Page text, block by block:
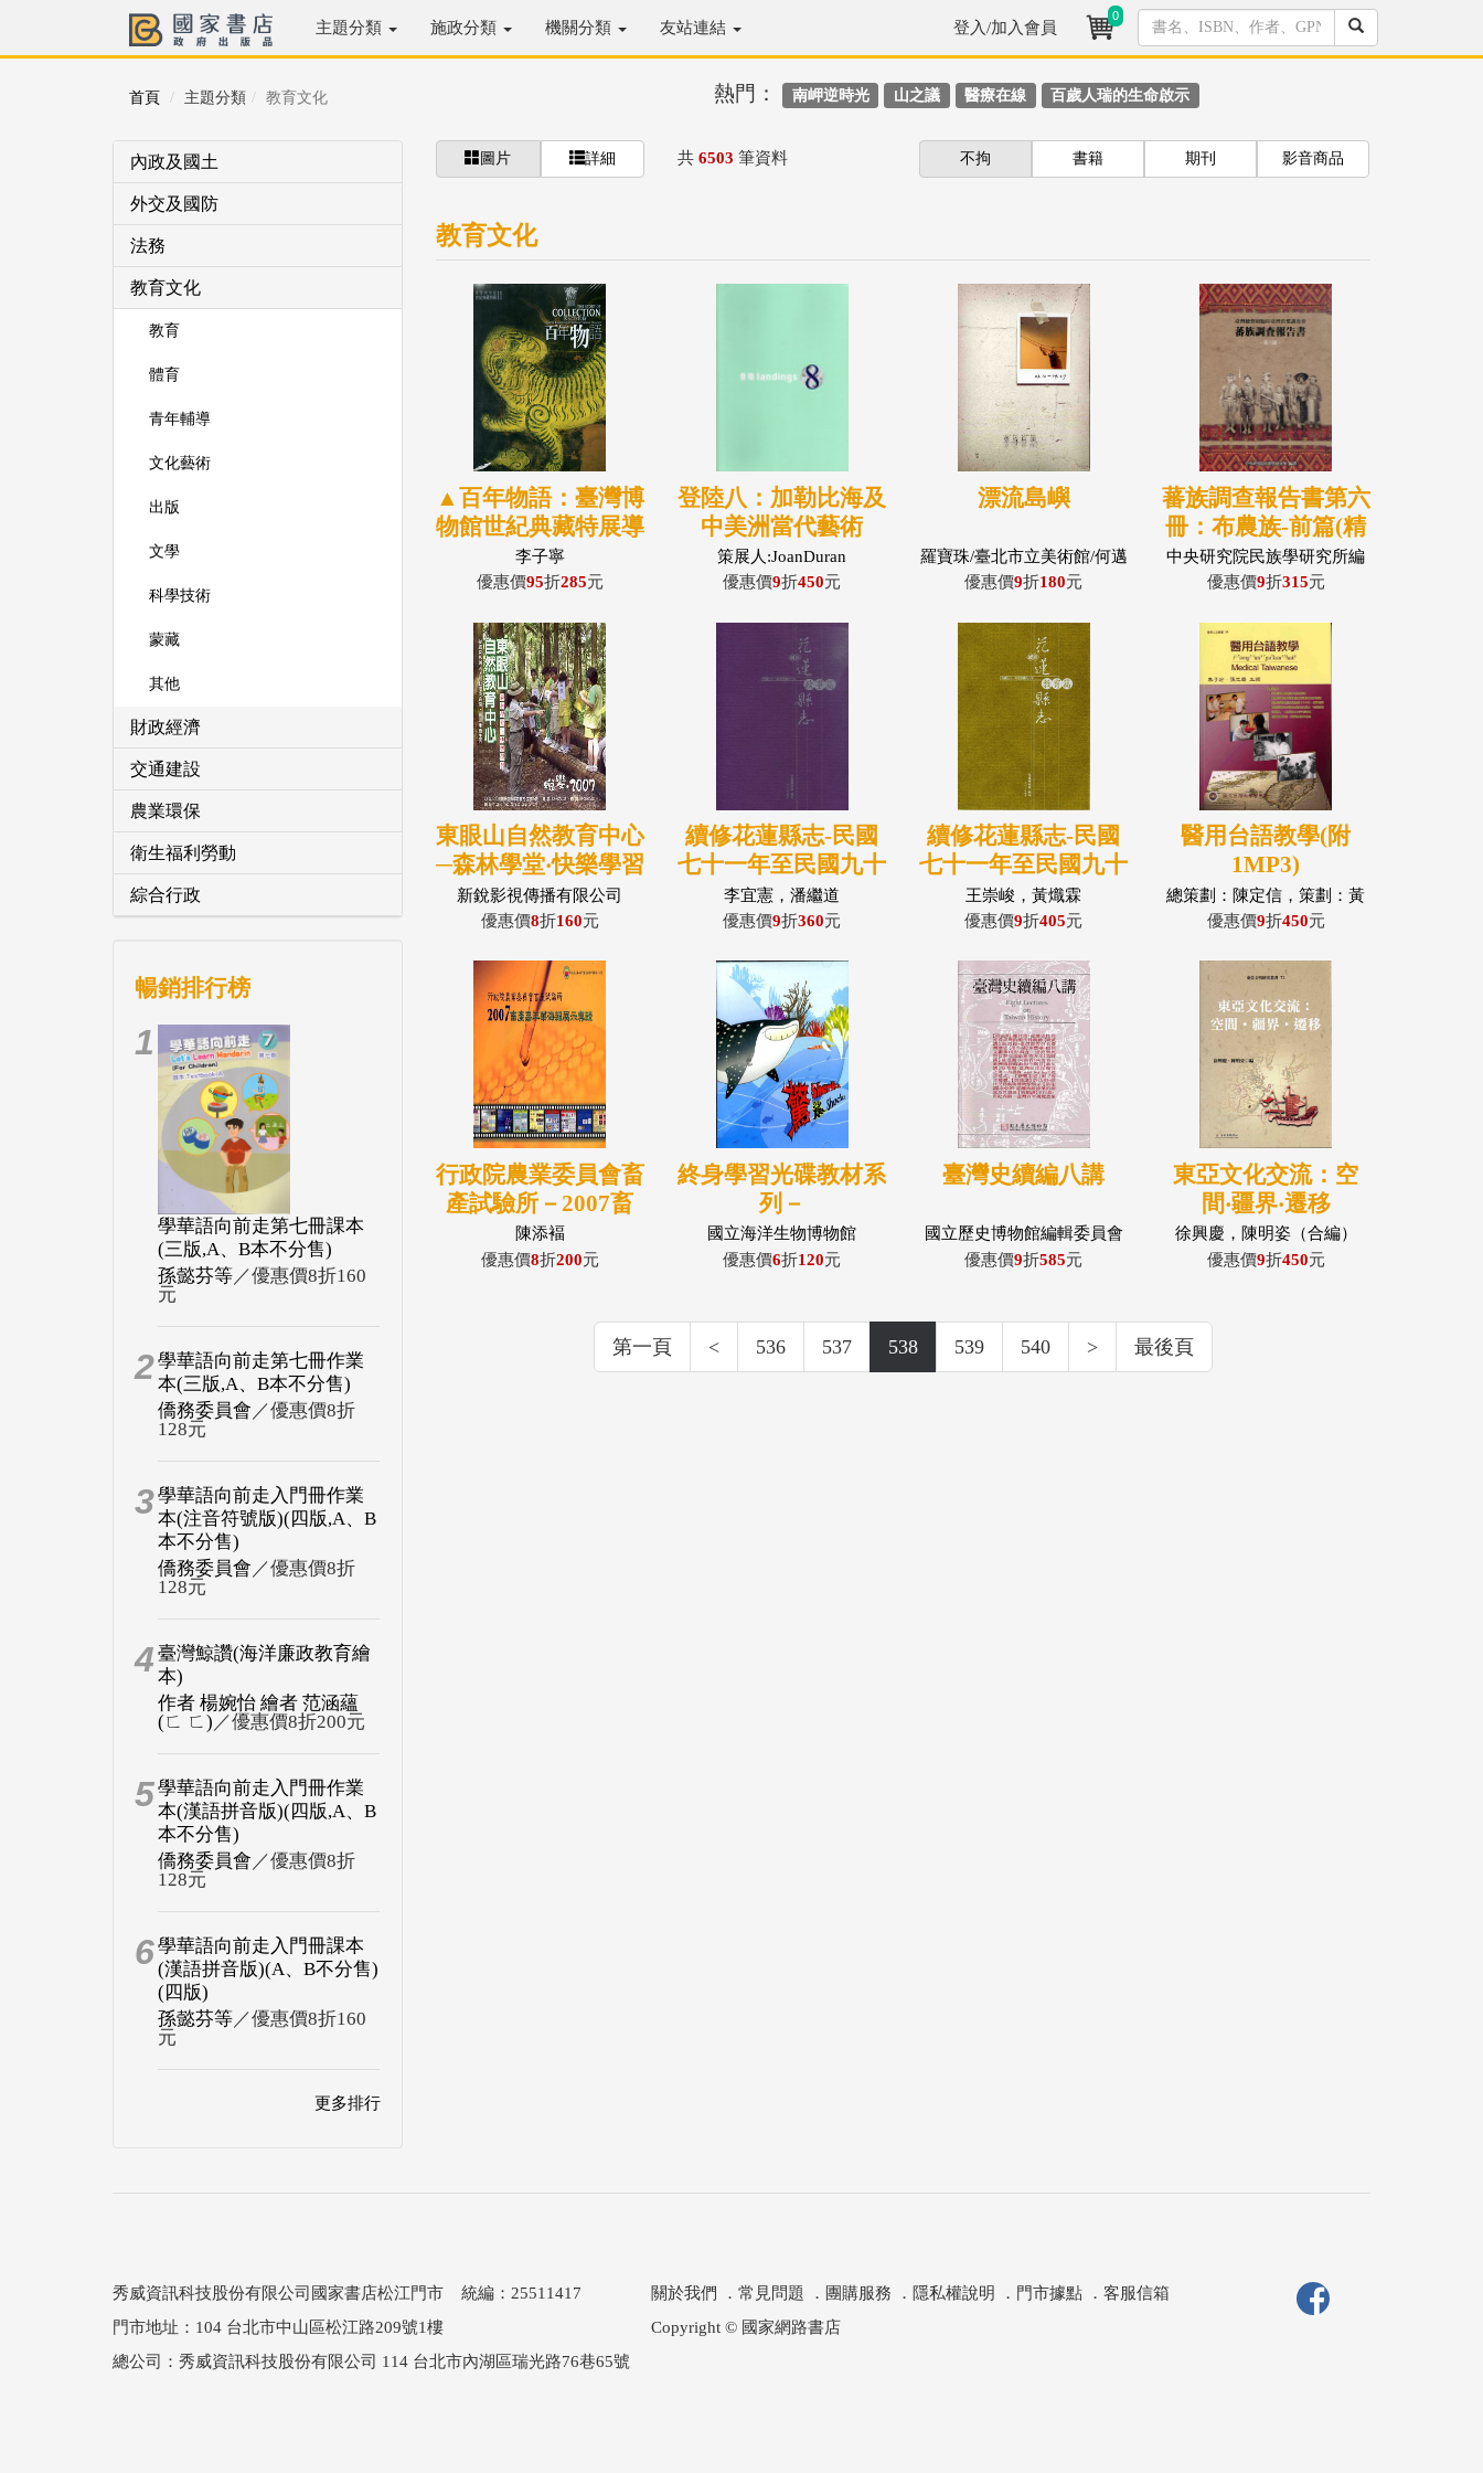
主題分類 施政分類 機關分類 友站連結 登入/加入會員
0
首頁 主題分類 教育文化 熱門： 南岬逆時光 山之議 醫療在線 百歲人瑞的生命啟示
內政及國土
外交及國防
法務
教育文化
教育
體育
青年輔導
文化藝術
出版
文學
科學技術
蒙藏
其他
財政經濟
交通建設
農業環保
衛生福利勞動
綜合行政
暢銷排行榜
1
學華語向前走第七冊課本
(三版,A、B本不分售)
孫懿芬等／優惠價8折160
元
2學華語向前走第七冊作業
本(三版,A、B本不分售)
僑務委員會 ／優惠價8折
128元
3學華語向前走入門冊作業
本(注音符號版)(四版,A、B
本不分售)
僑務委員會 ／優惠價8折
128元
4 臺灣鯨讚(海洋廉政教育繪
本)
作者 楊婉怡 繪者 范涵蘊
(ㄈ ㄈ) ／優惠價8折200元
5學華語向前走入門冊作業
本(漢語拼音版)(四版,A、B
本不分售)
僑務委員會 ／優惠價8折
128元
6學華語向前走入門冊課本
(漢語拼音版)(A、B不分售)
(四版)
孫懿芬等／優惠價8折160
元
更多排行
圖片 詳細 共 6503 筆資料 不拘 書籍 期刊 影音商品
教育文化
▲百年物語：臺灣博
物館世紀典藏特展導
覽手冊
李子寧
優惠價95折285元
登陸八：加勒比海及
中美洲當代藝術
策展人:JoanDuran
優惠價9折450元
漂流島嶼
羅寶珠/臺北市立美術館/何邁
優惠價9折180元
蕃族調查報告書第六
冊：布農族-前篇(精
裝)
中央研究院民族學研究所編
譯
優惠價9折315元
東眼山自然教育中心
─森林學堂‧快樂學習
(DVD)
新銳影視傳播有限公司
優惠價8折160元
續修花蓮縣志-民國
七十一年至民國九十
年：政事篇
李宜憲，潘繼道
優惠價9折360元
續修花蓮縣志-民國
七十一年至民國九十
年：教育篇
王崇峻，黃熾霖
優惠價9折405元
醫用台語教學(附
1MP3)
總策劃：陳定信，策劃：黃
鼎鈞、陳志昊、顏逸凡，主
優惠價9折450元
行政院農業委員會畜
產試驗所－2007畜
產嘉年華海報展示專
輯
陳添褔
優惠價8折200元
終身學習光碟教材系
列－
Shark!Shark!&amp;amp;amp;amp;quot;
驚
鯊
國立海洋生物博物館
優惠價6折120元
臺灣史續編八講
國立歷史博物館編輯委員會
編輯
優惠價9折585元
東亞文化交流：空
間‧疆界‧遷移
徐興慶，陳明姿（合編）
優惠價9折450元
第一頁 < 536 537 538 539 540 > 最後頁
秀威資訊科技股份有限公司國家書店松江門市 統編：25511417
門市地址：104 台北市中山區松江路209號1樓
關於我們 ． 常見問題 ． 團購服務 ． 隱私權說明 ． 門市據點． 客服信箱
Copyright © 國家網路書店
總公司：秀威資訊科技股份有限公司 114 台北市內湖區瑞光路76巷65號